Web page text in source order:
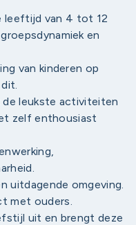
leeftijd van 4 tot 12
en
van kinderen op
leukste activiteiten
zelf enthousiast
uitdagende omgeving.
met ouders.
uit en brengt deze